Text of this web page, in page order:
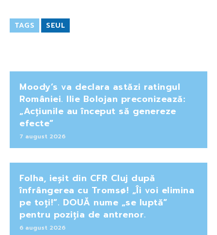
TAGS SEUL
Moody’s va declara astăzi ratingul
României. Ilie Bolojan preconizează:
„Acțiunile au început să genereze
efecte”
7 august 2026
Folha, ieșit din CFR Cluj după
înfrângerea cu Tromsø! „Îi voi elimina
pe toți!”. DOUĂ nume „se luptă”
pentru poziția de antrenor.
6 august 2026